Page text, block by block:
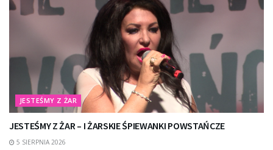
JESTEŚMY Z ŻAR
JESTEŚMY Z ŻAR – I ŻARSKIE ŚPIEWANKI POWSTAŃCZE
5 SIERPNIA 2026